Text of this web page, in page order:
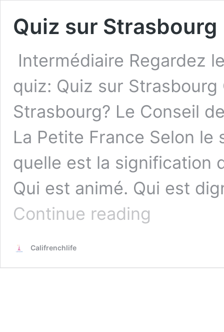
Quiz sur Strasbourg
Intermédiaire Regardez
quiz: Quiz sur Strasbourg
Strasbourg? Le Conseil
La Petite France Selon
quelle est la signification
Qui est animé. Qui est
Continue reading
Califrenchlife